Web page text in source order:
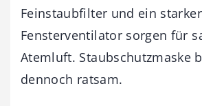
Feinstaubfilter und ein
Fensterventilator sorgen für
Atemluft. Staubschutzmaske
dennoch ratsam.